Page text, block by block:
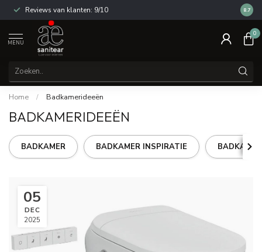
Reviews van klanten: 9/10 14
8.7
MENU
0
Home / Badkamerideeën
BADKAMERIDEEËN
BADKAMER BADKAMER INSPIRATIE
05
DEC
2025